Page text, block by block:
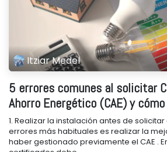
Itziar Medel
5 errores comunes al solicitar
Ahorro Energético (CAE) y
1. Realizar la instalación antes de solicitar
errores más habituales es realizar la
haber gestionado previamente el CAE .